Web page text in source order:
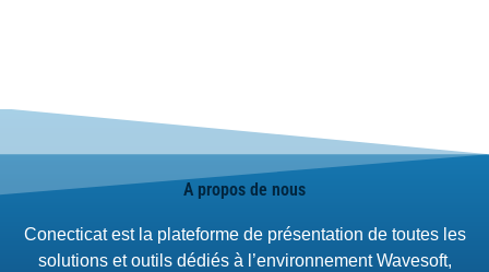
A propos de nous
Conecticat est la plateforme de présentation de toutes les
solutions et outils dédiés à l’environnement Wavesoft,